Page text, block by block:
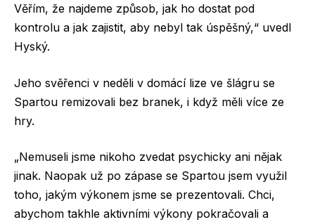
Věřím, že najdeme způsob, jak ho dostat pod
kontrolu a jak zajistit, aby nebyl tak úspěšný,“ uvedl
Hyský.
Jeho svěřenci v neděli v domácí lize ve šlágru se
Spartou remizovali bez branek, i když měli více ze
hry.
„Nemuseli jsme nikoho zvedat psychicky ani nějak
jinak. Naopak už po zápase se Spartou jsem využil
toho, jakým výkonem jsme se prezentovali. Chci,
abychom takhle aktivními výkony pokračovali a